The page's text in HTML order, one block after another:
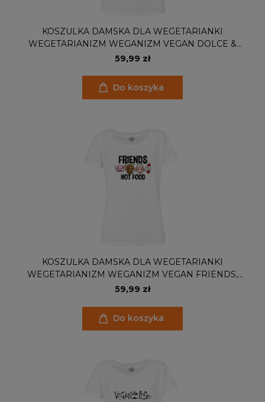
KOSZULKA DAMSKA DLA WEGETARIANKI
WEGETARIANIZM WEGANIZM VEGAN DOLCE &
BANANA
59,99 zł
Do koszyka
KOSZULKA DAMSKA DLA WEGETARIANKI
WEGETARIANIZM WEGANIZM VEGAN FRIENDS,
NOT FOOD
59,99 zł
Do koszyka